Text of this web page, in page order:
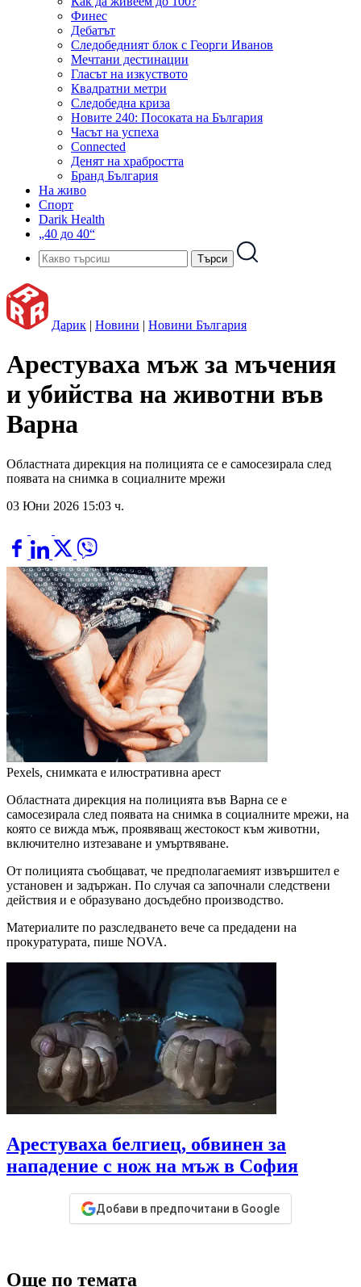
Финес
Дебатът
Следобедният блок с Георги Иванов
Мечтани дестинации
Гласът на изкуството
Квадратни метри
Следобедна криза
Новите 240: Посоката на България
Часът на успеха
Connected
Денят на храбростта
Бранд България
На живо
Спорт
Darik Health
„40 до 40“
Дарик | Новини | Новини България
Арестуваха мъж за мъчения
и убийства на животни във
Варна
Областната дирекция на полицията се е самосезирала след
появата на снимка в социалните мрежи
03 Юни 2026 15:03 ч.
Pexels, снимката е илюстративна арест
Областната дирекция на полицията във Варна се е
самосезирала след появата на снимка в социалните мрежи, на
която се вижда мъж, проявяващ жестокост към животни,
включително изтезаване и умъртвяване.
От полицията съобщават, че предполагаемият извършител е
установен и задържан. По случая са започнали следствени
действия и е образувано досъдебно производство.
Материалите по разследването вече са предадени на
прокуратурата, пише NOVA.
Арестуваха белгиец, обвинен за
нападение с нож на мъж в София
Добави в предпочитани в Google
Още по темата